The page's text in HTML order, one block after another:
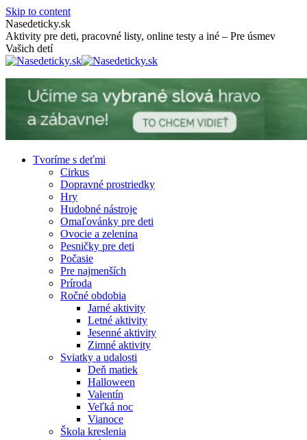
Skip to content
Nasedeticky.sk
Aktivity pre deti, pracovné listy, online testy a iné – Pre úsmev
Vašich detí
Tvoríme s deťmi
Cirkus
Dopravné prostriedky
Hry
Hudobné nástroje
Omaľovánky pre deti
Ovocie a zelenina
Pesničky pre deti
Počasie
Pre najmenších
Príroda
Ročné obdobia
Jarné aktivity
Letné aktivity
Jesenné aktivity
Zimné aktivity
Sviatky a udalosti
Deň matiek
Halloween
Valentín
Veľká noc
Vianoce
Škola kreslenia